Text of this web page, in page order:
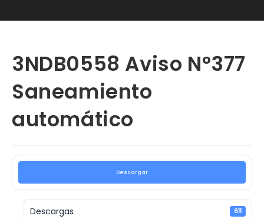
3NDB0558 Aviso N°377
Saneamiento
automático
Descargar
Descargas 611